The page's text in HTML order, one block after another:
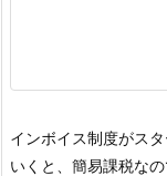
インボイス制度がス
いくと、簡易課税な